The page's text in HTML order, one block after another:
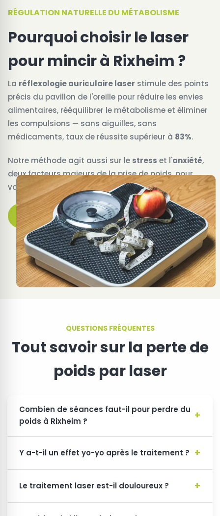
RÉGULATION NATURELLE DU MÉTABOLISME
Pourquoi choisir le laser
pour mincir à Rixheim ?
La réflexologie auriculaire laser stimule des points
précis du pavillon de l'oreille pour réduire les envies
alimentaires, rééquilibrer le métabolisme et éliminer
les compulsions — sans aiguilles, sans
médicaments, taux de réussite supérieur à 83%.
Notre méthode agit aussi sur le stress et l'anxiété,
deux facteurs majeurs de la prise de poids, pour
vous offrir un équilibre global et durable.
Prendre rendez-vous
QUESTIONS FRÉQUENTES
Tout savoir sur la perte de
poids par laser
Combien de séances faut-il pour perdre du
poids à Rixheim ?
Y a-t-il un effet yo-yo après le traitement ?
Le traitement laser est-il douloureux ?